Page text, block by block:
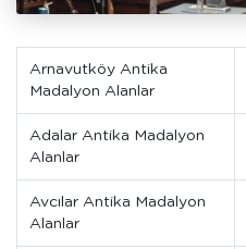
Arnavutköy Antika
Madalyon Alanlar
Adalar Antika Madalyon
Alanlar
Avcılar Antika Madalyon
Alanlar